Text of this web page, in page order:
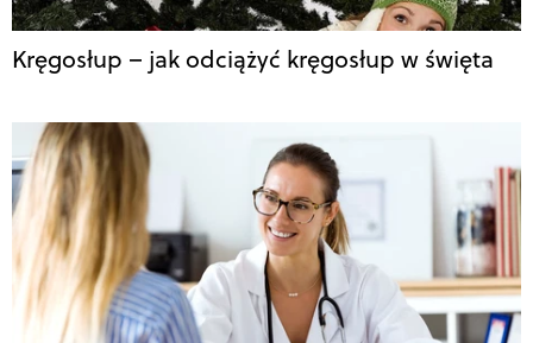
Kręgosłup – jak odciążyć kręgosłup w święta